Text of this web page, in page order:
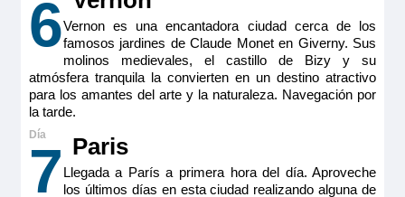
6Vernon es una encantadora ciudad cerca de los
famosos jardines de Claude Monet en Giverny. Sus
molinos medievales, el castillo de Bizy y su
atmósfera tranquila la convierten en un destino atractivo
para los amantes del arte y la naturaleza. Navegación por
la tarde.
7 Paris
Llegada a París a primera hora del día. Aproveche
los últimos días en esta ciudad realizando alguna de